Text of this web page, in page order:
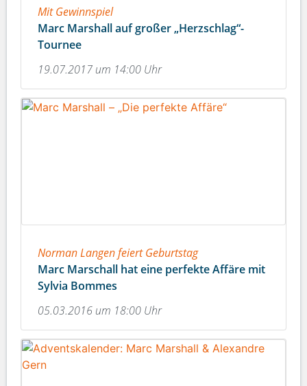
Mit Gewinnspiel
Marc Marshall auf großer „Herzschlag“-
Tournee
19.07.2017 um 14:00 Uhr
Norman Langen feiert Geburtstag
Marc Marschall hat eine perfekte Affäre mit
Sylvia Bommes
05.03.2016 um 18:00 Uhr